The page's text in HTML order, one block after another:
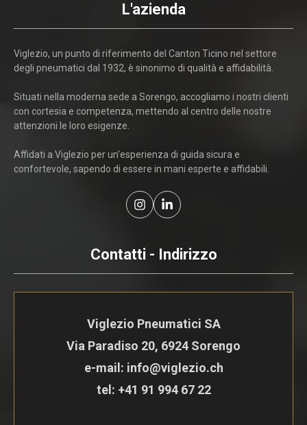
L'azienda
Viglezio, un punto di riferimento del Canton Ticino nel settore
degli pneumatici dal 1932, è sinonimo di qualità e affidabilità.
Situati nella moderna sede a Sorengo, accogliamo i nostri clienti
con cortesia e competenza, mettendo al centro delle nostre
attenzioni le loro esigenze.
Affidati a Viglezio per un'esperienza di guida sicura e
confortevole, sapendo di essere in mani esperte e affidabili.
Contatti - Indirizzo
Viglezio Pneumatici SA
Via Paradiso 20, 6924 Sorengo
e-mail: info@viglezio.ch
tel: +41 91 994 67 22